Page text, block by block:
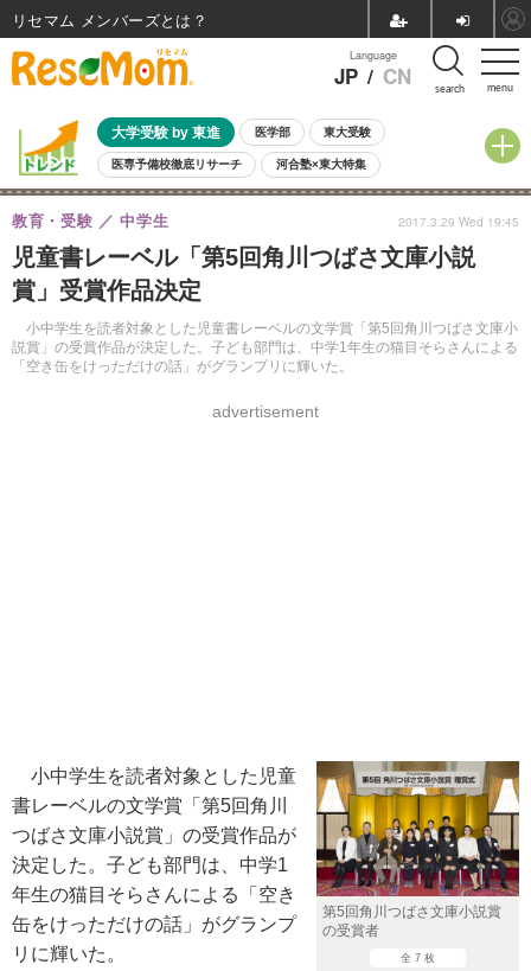
menu
Language
JP / CN search
大学受験 by 東進 医学部 東大受験
医専予備校徹底リサーチ 河合塾×東大特集
親子で考える大学選び 高校受験 中学受験 小学校受験
共通テスト 夏休み
8月開催イベント・WS 全国公立高校 過去問 人気記事
自由研究教材（小学生向け）
児童書レーベル「第5回角川つばさ文庫小説
賞」受賞作品決定
小中学生を読者対象とした児童書レーベルの文学賞「第5回角川つばさ文庫小
説賞」の受賞作品が決定した。子ども部門は、中学1年生の猫目そらさんによる
「空き缶をけっただけの話」がグランプリに輝いた。
教育・受験 中学生
advertisement
2017.3.29 Wed 19:45
第5回角川つばさ文庫小説賞
の受賞者
全 7 枚
小中学生を読者対象とした児童
書レーベルの文学賞「第5回角川
つばさ文庫小説賞」の受賞作品が
決定した。子ども部門は、中学1
年生の猫目そらさんによる「空き
缶をけっただけの話」がグランプ
リに輝いた。
リセマム メンバーズ